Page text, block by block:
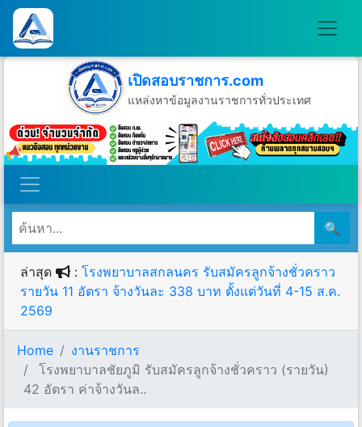
เปิดสอบราชการ.com
แหล่งหาข้อมูลงานราชการทั่วประเทศ
วันจันทร์ที่ 10 เดือนสิงหาคม พ.ศ.2569
🔍
ล่าสุด : โรงพยาบาลสกลนคร รับสมัครลูกจ้างชั่วคราว
รายวัน 11 อัตรา จ้างวันละ 338 บาท ตั้งแต่วันที่ 4-15 ส.ค.
2569
Home
งานราชการ
โรงพยาบาลชัยภูมิ รับสมัครลูกจ้างชั่วคราว (รายวัน)
42 อัตรา ค่าจ้างวันล..